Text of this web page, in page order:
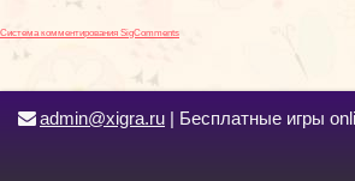
admin@xigra.ru| Бесплатные игры